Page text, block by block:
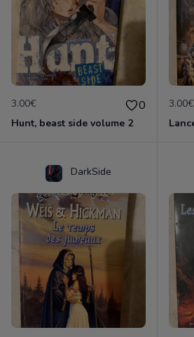
3.00€ 0
Hunt, beast side volume 2
3.00€
DarkSide